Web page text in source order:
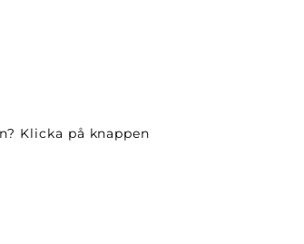
Klicka på knappen